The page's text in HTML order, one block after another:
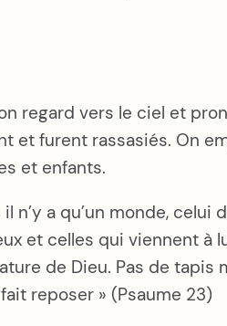
regard vers le ciel et
et furent rassasiés. On
et enfants.
a qu’un monde, celui
et celles qui viennent à
de Dieu. Pas de tapis
reposer » (Psaume 23)